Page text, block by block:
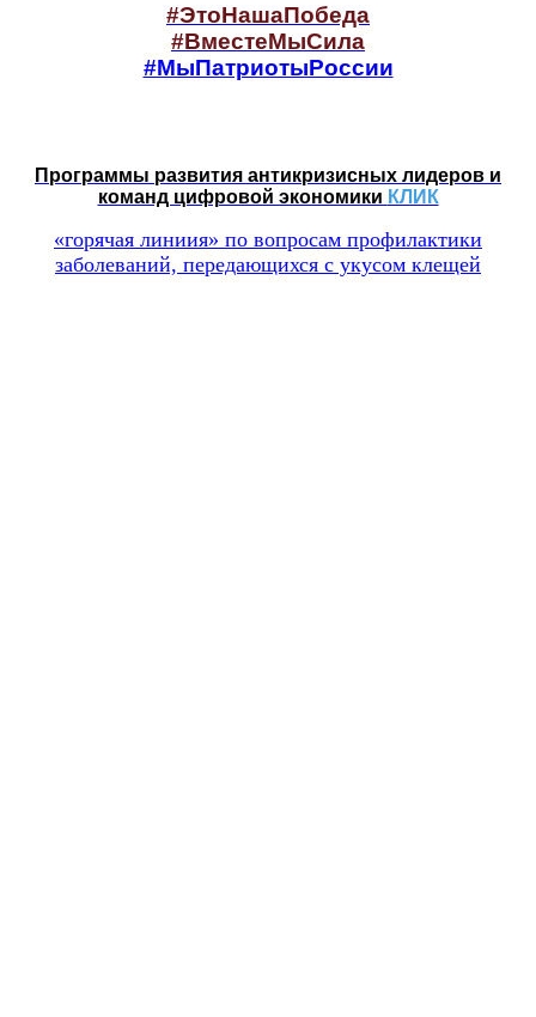
#ЭтоНашаПобеда
#ВместеМыСила
#МыПатриотыРоссии
Программы развития антикризисных лидеров и
команд цифровой экономики КЛИК
«горячая линиия» по вопросам профилактики
заболеваний, передающихся с укусом клещей